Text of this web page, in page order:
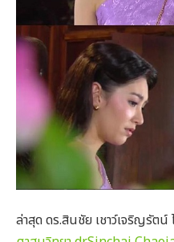
ล่าสุด ดร.สินชัย เชาว์เจริญรัต